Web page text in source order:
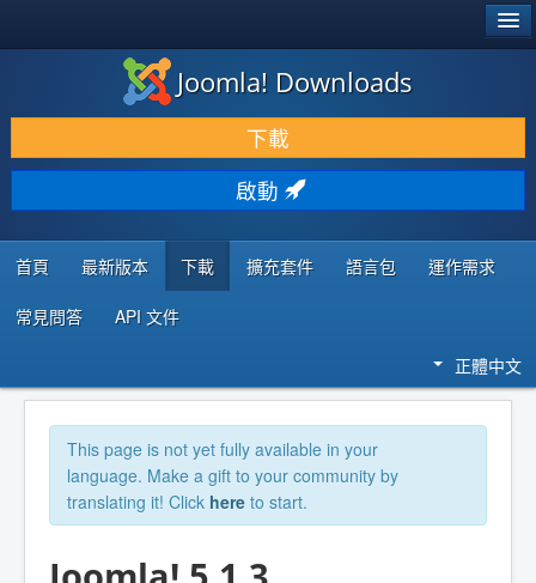
下載 & 擴充
發現 & 學習
社群 & 支援
程式者資源
Joomla! Downloads
下載
啟動
首頁 最新版本 下載 擴充套件 語言包 運作需求
常見問答 API 文件
正體中文
This page is not yet fully available in your
language. Make a gift to your community by
translating it! Click here to start.